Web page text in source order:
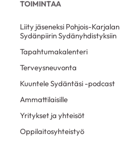
TOIMINTAA
Liity jäseneksi Pohjois-Karjalan
Sydänpiirin Sydänyhdistyksiin
Tapahtumakalenteri
Terveysneuvonta
Kuuntele Sydäntäsi -podcast
Ammattilaisille
Yritykset ja yhteisöt
Oppilaitosyhteistyö